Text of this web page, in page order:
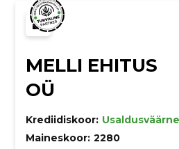
MELLI EHITUS
OÜ
Krediidiskoor: Usaldusväärne
Maineskoor: 2280